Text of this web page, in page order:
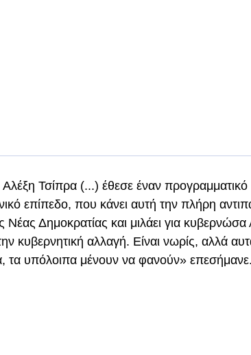
Τσίπρα (...) έθεσε έναν προγραμματικό
επίπεδο, που κάνει αυτή την πλήρη
Δημοκρατίας και μιλάει για
κυβερνητική αλλαγή. Είναι νωρίς, αλλά
τα υπόλοιπα μένουν να φανούν» επεσήμανε.